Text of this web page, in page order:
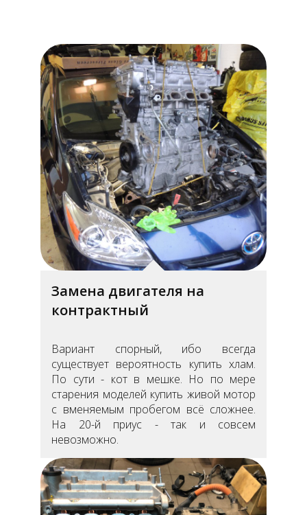
Замена двигателя на
контрактный
Вариант спорный, ибо всегда
существует вероятность купить хлам.
По сути - кот в мешке. Но по мере
старения моделей купить живой мотор
с вменяемым пробегом всё сложнее.
На 20-й приус - так и совсем
невозможно.